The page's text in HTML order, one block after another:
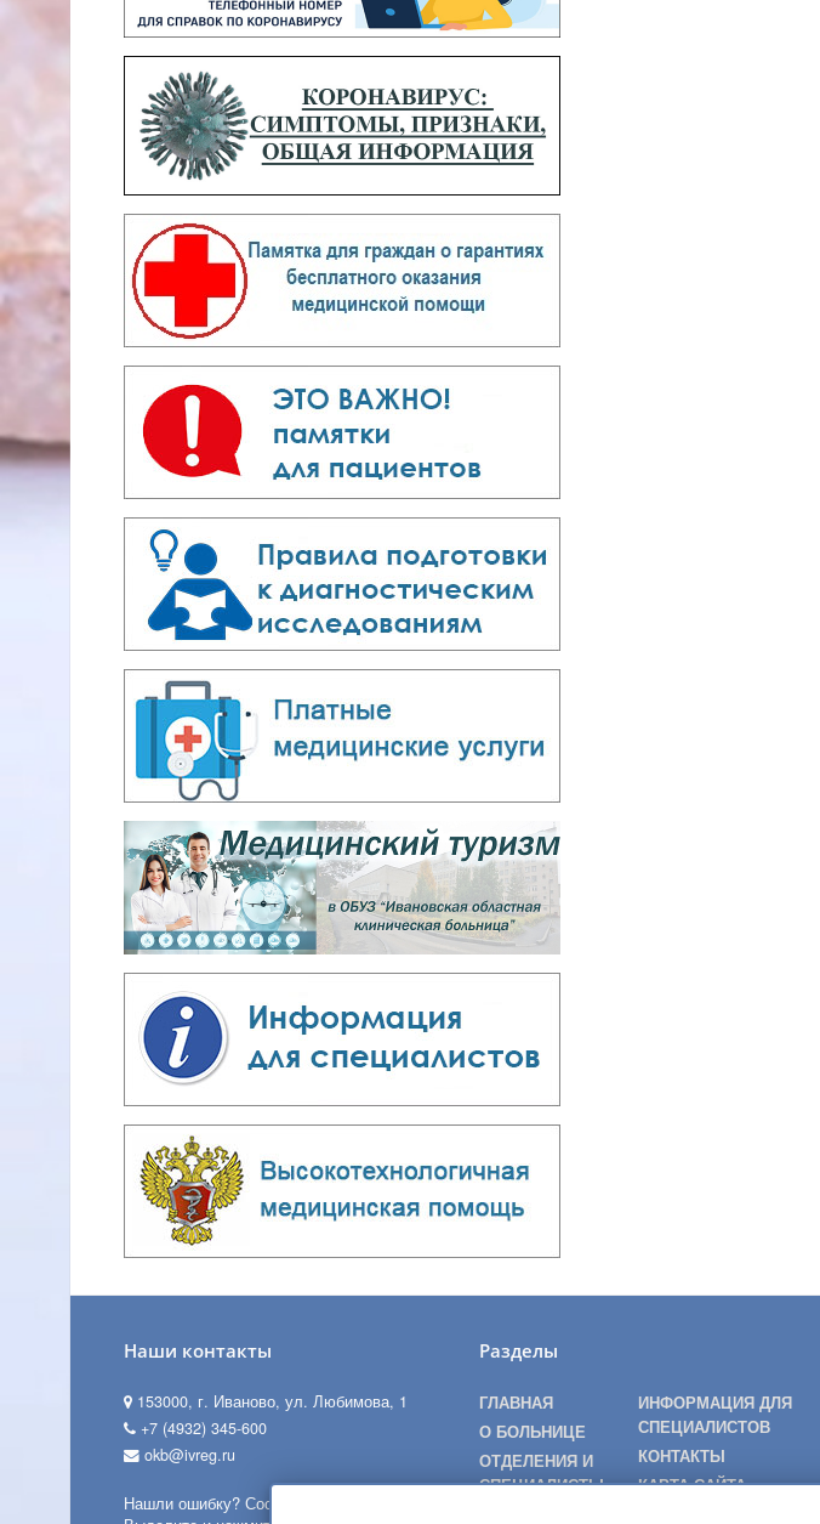
Наши контакты
153000, г. Иваново, ул. Любимова, 1
+7 (4932) 345-600
okb@ivreg.ru
Нашли ошибку? Сообщите нам!
Разделы
ГЛАВНАЯ
О БОЛЬНИЦЕ
ОТДЕЛЕНИЯ И
СПЕЦИАЛИСТЫ
ИНФОРМАЦИЯ ДЛЯ
СПЕЦИАЛИСТОВ
КОНТАКТЫ
КАРТА САЙТА